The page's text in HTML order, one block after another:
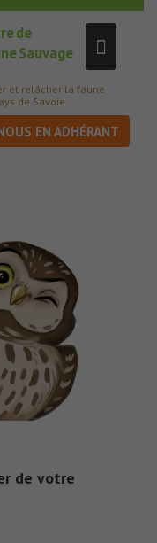
de
Sauvage
et relâcher la faune
de Savoie
de votre